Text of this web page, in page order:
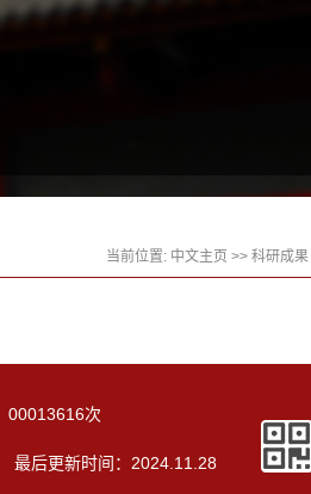
当前位置: 中文主页 >> 科研成果
00013616次
最后更新时间： 2024 11 28